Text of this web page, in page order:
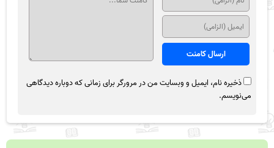
ذخیره نام، ایمیل و وبسایت من در مرورگر برای زمانی که دوباره دیدگاهی
می‌نویسم.